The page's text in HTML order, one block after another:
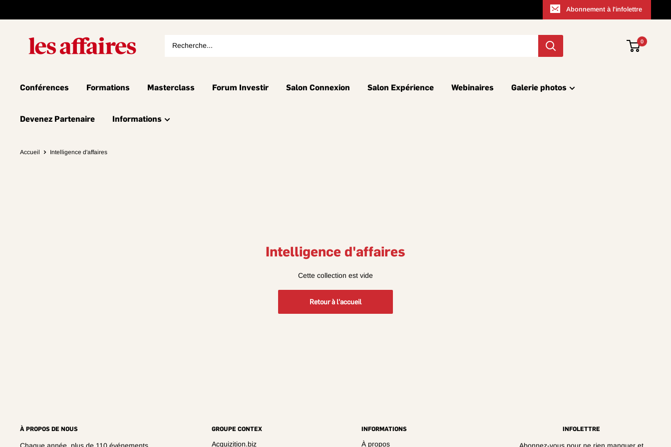
Abonnement à l'infolettre
0
Conférences Formations Masterclass Forum Investir Salon Connexion Salon Expérience Webinaires Galerie photos
Devenez Partenaire Informations
Accueil Intelligence d'affaires
Intelligence d'affaires
Cette collection est vide
Retour à l'accueil
À PROPOS DE NOUS GROUPE CONTEX
Acquizition.biz
INFORMATIONS
À propos
INFOLETTRE